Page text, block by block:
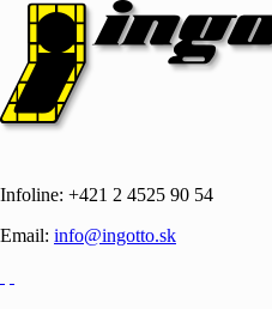
Infoline: +421 2 4525 90 54
Email: info@ingotto.sk